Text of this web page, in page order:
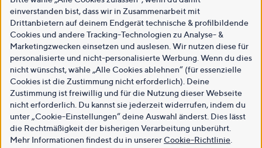
einverstanden bist, dass wir in Zusammenarbeit mit
Drittanbietern auf deinem Endgerät technische & profilbildende
Cookies und andere Tracking-Technologien zu Analyse- &
Marketingzwecken einsetzen und auslesen. Wir nutzen diese für
personalisierte und nicht-personalisierte Werbung. Wenn du dies
nicht wünschst, wähle „Alle Cookies ablehnen“ (für essenzielle
Cookies ist die Zustimmung nicht erforderlich). Deine
Zustimmung ist freiwillig und für die Nutzung dieser Webseite
nicht erforderlich. Du kannst sie jederzeit widerrufen, indem du
unter „Cookie-Einstellungen“ deine Auswahl änderst. Dies lässt
die Rechtmäßigkeit der bisherigen Verarbeitung unberührt.
Mehr Informationen findest du in unsererCookie-Richtlinie